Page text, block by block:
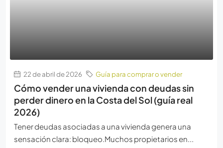
22 de abril de 2026 Guía para comprar o vender
Cómo vender una vivienda con deudas sin
perder dinero en la Costa del Sol (guía real
2026)
Tener deudas asociadas a una vivienda genera una
sensación clara: bloqueo.Muchos propietarios en...